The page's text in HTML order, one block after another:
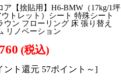
ア【捨貼用】H6-BMW（17kg/1坪
トレット）シート 特殊シート
ウン フローリング 床 張り替え
リノベーション
(税込)
ント還元 57ポイント～]